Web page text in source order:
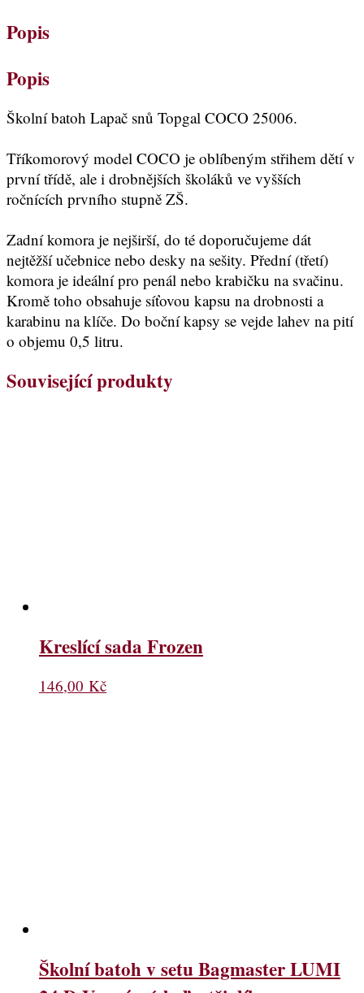
Popis
Popis
Školní batoh Lapač snů Topgal COCO 25006.
Tříkomorový model COCO je oblíbeným střihem dětí v
první třídě, ale i drobnějších školáků ve vyšších
ročnících prvního stupně ZŠ.
Zadní komora je nejširší, do té doporučujeme dát
nejtěžší učebnice nebo desky na sešity. Přední (třetí)
komora je ideální pro penál nebo krabičku na svačinu.
Kromě toho obsahuje síťovou kapsu na drobnosti a
karabinu na klíče. Do boční kapsy se vejde lahev na pití
o objemu 0,5 litru.
Související produkty
Kreslící sada Frozen
146,00 Kč
Školní batoh v setu Bagmaster LUMI